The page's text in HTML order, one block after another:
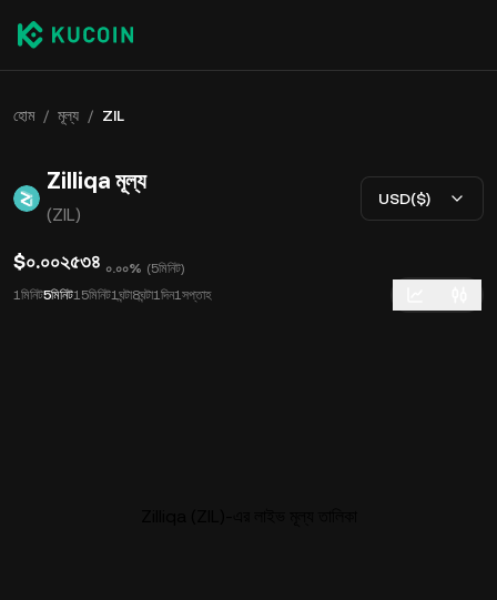
হোম / মূল্য / ZIL
Zilliqa মূল্য
(ZIL)
USD($)
$০.০০২৫৩৪ ০.০০% (5মিনিট)
1মিনিট5মিনিট15মিনিট1ঘন্টা8ঘন্টা1দিন1সপ্তাহ